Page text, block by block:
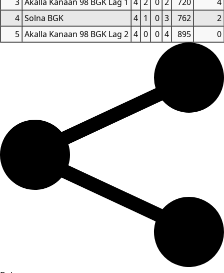
4 Solna BGK 4 1 0 3 762
2
5 Akalla Kanaan 98 BGK Lag 2 4 0 0 4 895 0